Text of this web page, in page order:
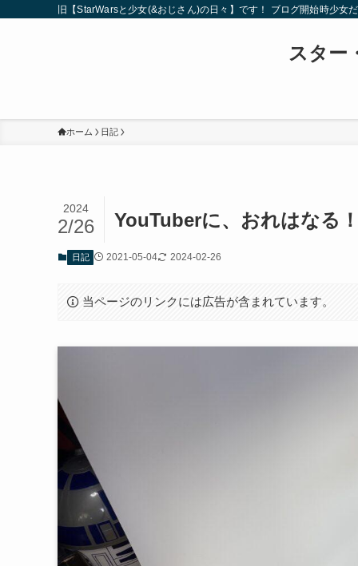
旧【StarWarsと少女(&おじさん)の日々】です！ ブログ開始時少
スター
ホーム 日記
YouTuberに、おれはなる
2024
2/26
日記 2021-05-04 2024-02-26
当ページのリンクには広告が含まれています。